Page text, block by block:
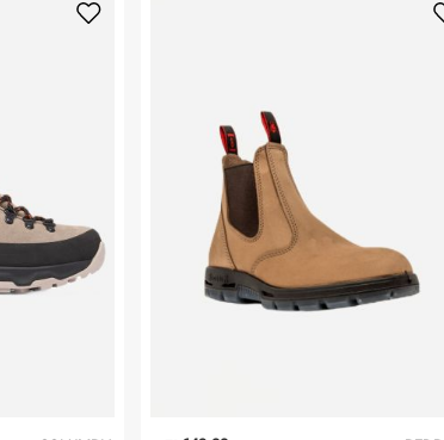
על גבי החבילה
באתר בלבד
בלבד. לא ניתן